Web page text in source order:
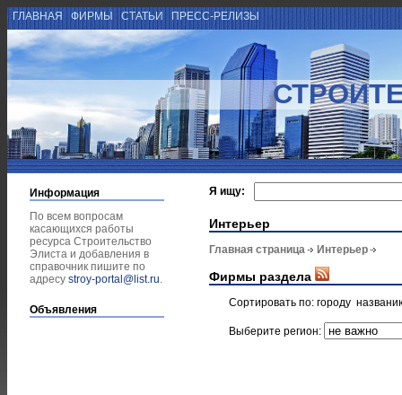
ГЛАВНАЯ ФИРМЫ СТАТЬИ ПРЕСС-РЕЛИЗЫ
Информация
По всем вопросам
касающихся работы
ресурса Строительство
Элиста и добавления в
справочник пишите по
адресу stroy-portal@list.ru.
Объявления
Я ищу:
Интерьер
Главная страница Интерьер
Фирмы раздела
Сортировать по: городу
Выберите регион: